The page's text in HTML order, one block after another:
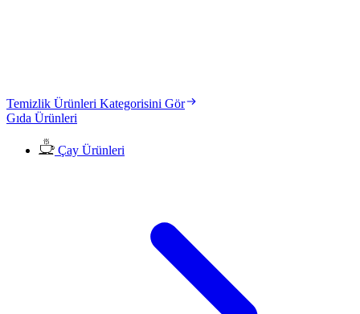
Temizlik Ürünleri Kategorisini Gör
Gıda Ürünleri
Çay Ürünleri